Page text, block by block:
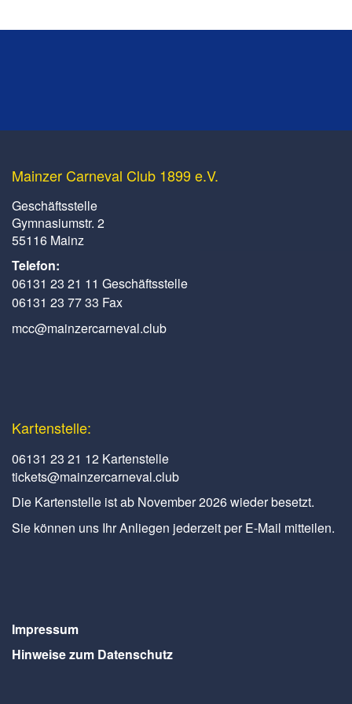
Mainzer Carneval Club 1899 e.V.
Geschäftsstelle
Gymnasiumstr. 2
55116 Mainz
Telefon:
06131 23 21 11 Geschäftsstelle
06131 23 77 33 Fax
mcc@mainzercarneval.club
Kartenstelle:
06131 23 21 12 Kartenstelle
tickets@mainzercarneval.club
Die Kartenstelle ist ab November 2026 wieder besetzt.
Sie können uns Ihr Anliegen jederzeit per E-Mail mitteilen.
Impressum
Hinweise zum Datenschutz